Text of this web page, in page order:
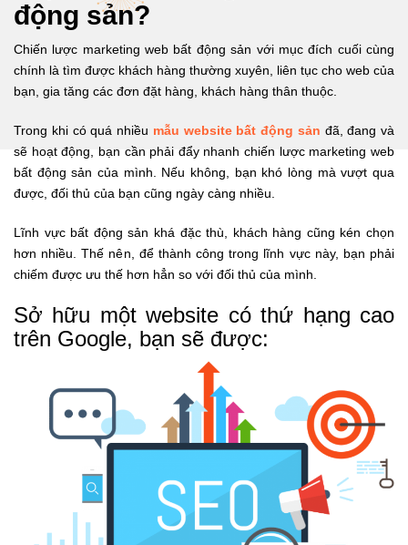
động sản?
Chiến lược marketing web bất động sản với mục đích cuối cùng
chính là tìm được khách hàng thường xuyên, liên tục cho web của
bạn, gia tăng các đơn đặt hàng, khách hàng thân thuộc.
Trong khi có quá nhiều mẫu website bất động sản đã, đang và
sẽ hoạt động, bạn cần phải đẩy nhanh chiến lược marketing web
bất động sản của mình. Nếu không, bạn khó lòng mà vượt qua
được, đối thủ của bạn cũng ngày càng nhiều.
Lĩnh vực bất động sản khá đặc thù, khách hàng cũng kén chọn
hơn nhiều. Thế nên, để thành công trong lĩnh vực này, bạn phải
chiếm được ưu thế hơn hẳn so với đối thủ của mình.
Sở hữu một website có thứ hạng cao
trên Google, bạn sẽ được: